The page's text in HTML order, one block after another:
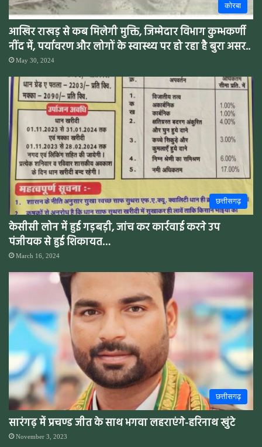
कोरबा
आखिर राखड़ से कब मिलेगी मुक्ति, जिम्मेदार विभाग कुम्भकर्णी
नींद में, पर्यावरण और लोगों के स्वास्थ्य पर हो रहा है बुरा असर..
May 30, 2024
छत्तीसगढ़
केसीसी लोन में हुई गड़बड़ी, जांच कर कार्रवाई करने उप
पंजीयक से हुई शिकायत…
March 16, 2024
छत्तीसगढ़
सारंगढ़ में प्रचण्ड जीत के साथ भगवा लहराएंगे-हरिनाथ खुंटे
November 3, 2023